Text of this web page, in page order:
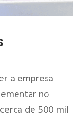
a empresa
no
de 500 mil